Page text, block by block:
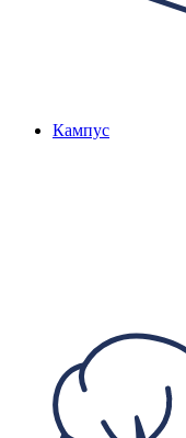
Кампус